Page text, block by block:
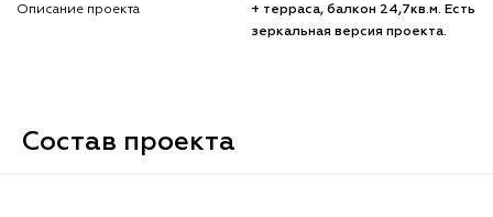
Описание проекта
+ терраса, балкон 24,7кв.м. Есть
зеркальная версия проекта.
Состав проекта